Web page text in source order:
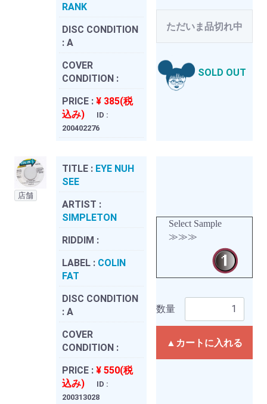
RANK
DISC CONDITION
: A
COVER
CONDITION :
PRICE : ¥ 385(税
込み)
ID :
200402276
ただいま品切れ中
SOLD OUT
店舗
TITLE : EYE NUH
SEE
ARTIST :
SIMPLETON
RIDDIM :
LABEL : COLIN
FAT
DISC CONDITION
: A
COVER
CONDITION :
PRICE : ¥ 550(税
込み)
ID :
200313028
Select Sample
≫≫≫
数量
▲カートに入れる